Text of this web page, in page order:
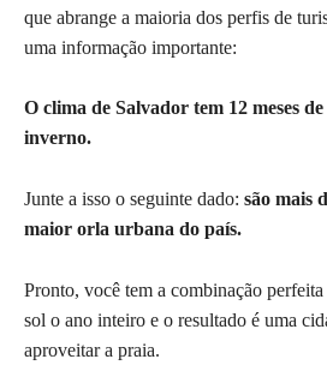
que abrange a maioria dos perfis de
uma informação importante:
O clima de Salvador tem 12 meses
inverno.
Junte a isso o seguinte dado: são mais
maior orla urbana do país.
Pronto, você tem a combinação
sol o ano inteiro e o resultado é uma
aproveitar a praia.